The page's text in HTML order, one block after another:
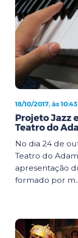
18/10/2017, às 10:43
Projeto Jazz
Teatro do
No dia 24 de
Teatro do
apresentação
formado por